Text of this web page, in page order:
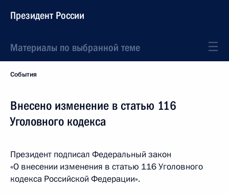
Президент России
Материалы по выбранной теме
События
Внесено изменение в статью 116
Уголовного кодекса
Президент подписал Федеральный закон
«О внесении изменения в статью 116 Уголовного
кодекса Российской Федерации».